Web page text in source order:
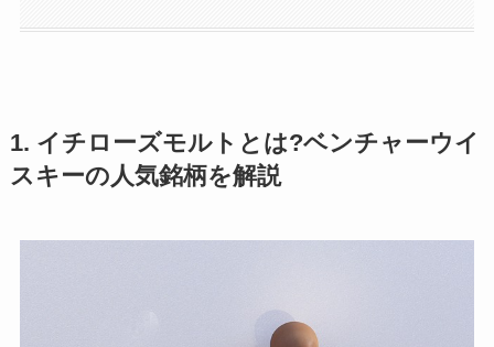
1. イチローズモルトとは?ベンチャーウイ
スキーの人気銘柄を解説